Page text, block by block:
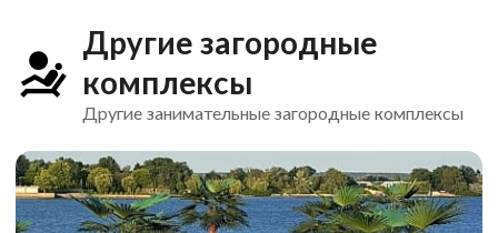
Другие загородные
комплексы
Другие занимательные загородные комплексы